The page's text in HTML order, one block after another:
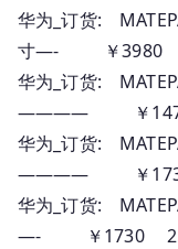
华为_订货:
寸—- ￥3980
华为_订货:
———— ￥
华为_订货:
———— ￥
华为_订货:
—- ￥1730